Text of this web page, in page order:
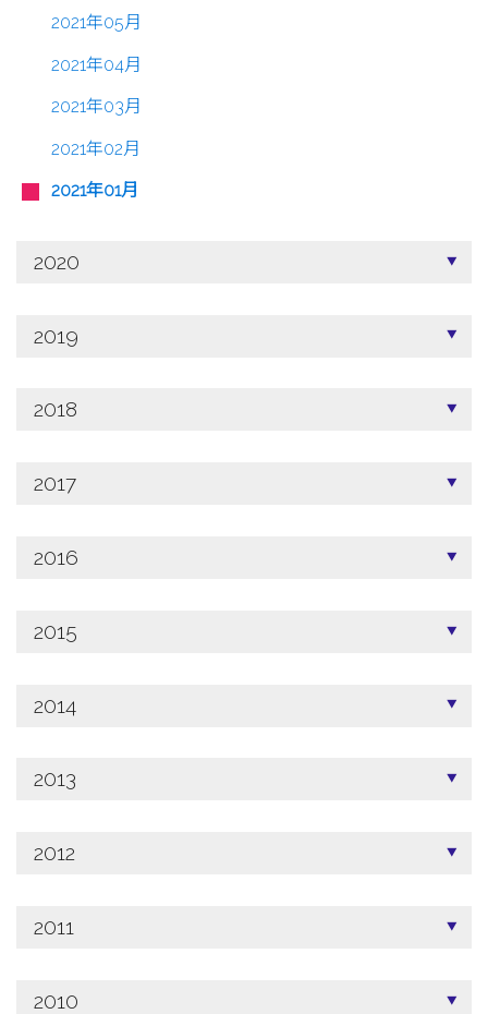
2021年05月
2021年04月
2021年03月
2021年02月
2021年01月
2020
2019
2018
2017
2016
2015
2014
2013
2012
2011
2010